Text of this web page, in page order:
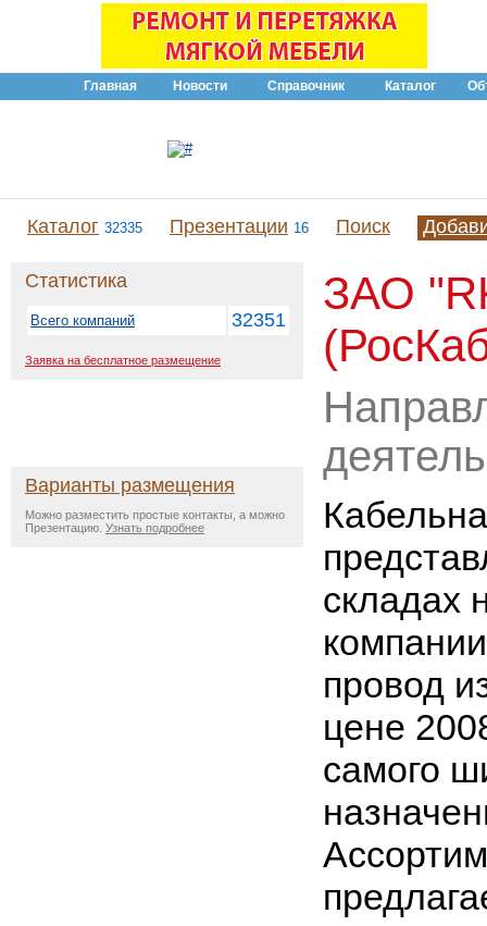
Главная Новости Справочник Каталог
Каталог 32335 Презентации 16 Поиск
Статистика
Всего компаний 32351
Заявка на бесплатное размещение
Варианты размещения
Можно разместить простые контакты, а можно
Презентацию. Узнать подробнее
ЗАО
складах
провод
цене
самого